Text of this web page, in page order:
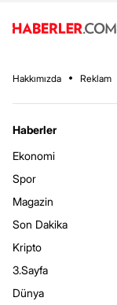
Hakkımızda Reklam
Haberler
Ekonomi
Spor
Magazin
Son Dakika
Kripto
3.Sayfa
Dünya